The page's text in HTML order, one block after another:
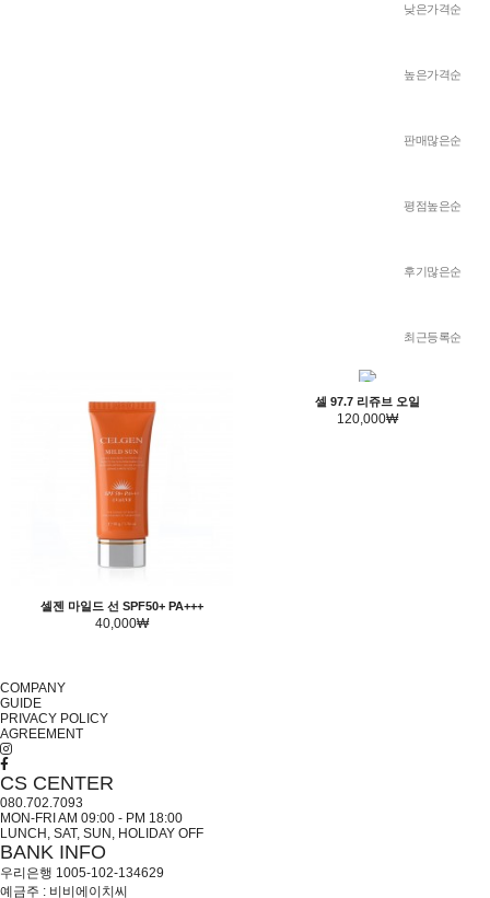
낮은가격순
높은가격순
판매많은순
평점높은순
후기많은순
최근등록순
셀젠 마일드 선 SPF50+ PA+++
40,000₩
셀 97.7 리쥬브 오일
120,000₩
COMPANY
GUIDE
PRIVACY POLICY
AGREEMENT
CS CENTER
080.702.7093
MON-FRI AM 09:00 - PM 18:00
LUNCH, SAT, SUN, HOLIDAY OFF
BANK INFO
우리은행 1005-102-134629
예금주 : 비비에이치씨